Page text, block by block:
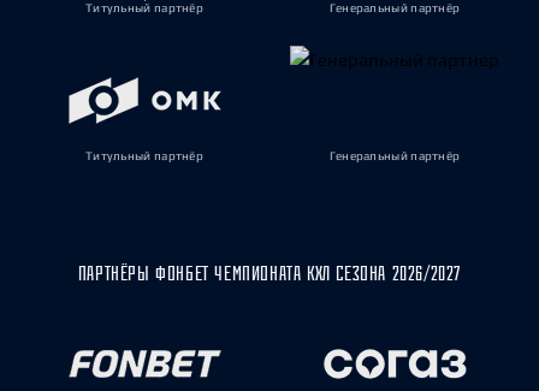
Титульный партнёр Генеральный партнёр
Титульный партнёр Генеральный партнёр
ПАРТНЁРЫ ФОНБЕТ ЧЕМПИОНАТА КХЛ СЕЗОНА 2026/2027